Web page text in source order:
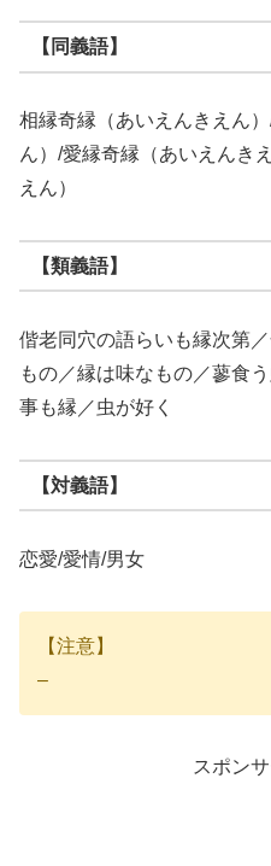
【同義語】
相縁奇縁（あいえんきえん
ん）/愛縁奇縁（あいえんき
えん）
【類義語】
偕老同穴の語らいも縁次第
もの／縁は味なもの／蓼食
事も縁／虫が好く
【対義語】
恋愛/愛情/男女
【注意】
–
スポン